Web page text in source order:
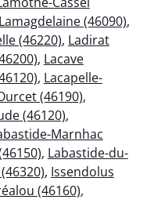
Lamagdelaine (46090),
(46220), Ladirat
, Lacave
, Lacapelle-
(46190),
(46120),
Marnhac
, Labastide-du-
, Issendolus
(46160),